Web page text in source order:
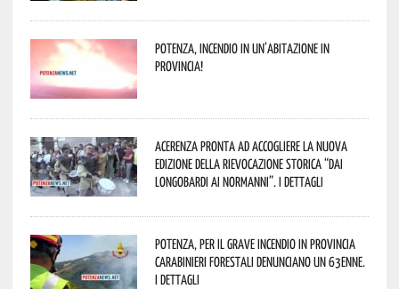
Potenza, incendio in un’abitazione in
provincia!
Acerenza pronta ad accogliere la nuova
edizione della rievocazione storica “Dai
Longobardi ai Normanni”. I dettagli
Potenza, per il grave incendio in Provincia
Carabinieri forestali denunciano un 63enne.
I dettagli